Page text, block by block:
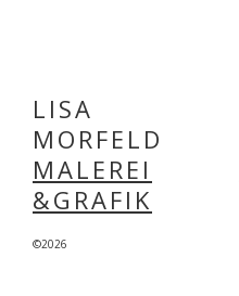
LISA
MORFELD
MALEREI
&GRAFIK
©2026